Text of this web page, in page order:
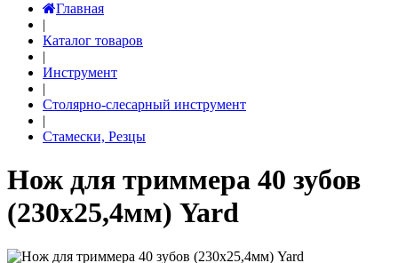
Главная
|
Каталог товаров
|
Инструмент
|
Столярно-слесарный инструмент
|
Стамески, Резцы
Нож для триммера 40 зубов
(230х25,4мм) Yard